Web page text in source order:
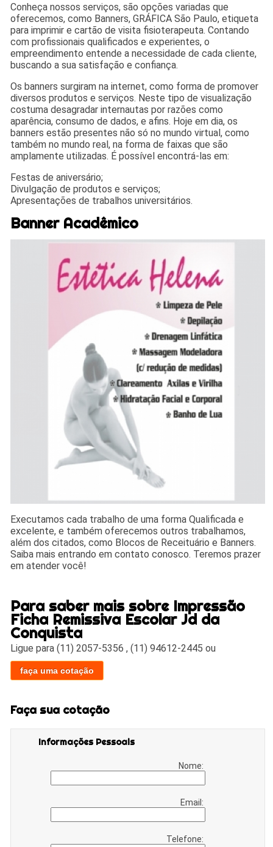
Conheça nossos serviços, são opções variadas que
oferecemos, como Banners, GRÁFICA São Paulo, etiqueta
para imprimir e cartão de visita fisioterapeuta. Contando
com profissionais qualificados e experientes, o
empreendimento entende a necessidade de cada cliente,
buscando a sua satisfação e confiança.
Os banners surgiram na internet, como forma de promover
diversos produtos e serviços. Neste tipo de visualização
costuma desagradar internautas por razões como
aparência, consumo de dados, e afins. Hoje em dia, os
banners estão presentes não só no mundo virtual, como
também no mundo real, na forma de faixas que são
amplamente utilizadas. É possível encontrá-las em:
Festas de aniversário;
Divulgação de produtos e serviços;
Apresentações de trabalhos universitários.
Banner Acadêmico
Executamos cada trabalho de uma forma Qualificada e
excelente, e também oferecemos outros trabalhamos,
além dos citados, como Blocos de Receituário e Banners.
Saiba mais entrando em contato conosco. Teremos prazer
em atender você!
Para saber mais sobre Impressão
Ficha Remissiva Escolar Jd da
Conquista
Ligue para(11) 2057-5356 ,(11) 94612-2445 ou
faça uma cotação
Faça sua cotação
Informações Pessoais
Nome:
Email:
Telefone: